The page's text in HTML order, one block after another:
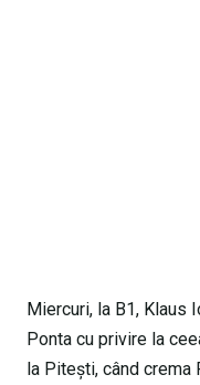
Miercuri, la B1, Klaus
Ponta cu privire la
la Pitești, când